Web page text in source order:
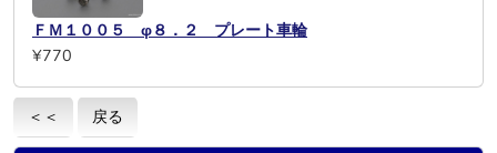
ＦＭ１００５ φ８．２ プレート車輪
¥770
＜＜ 戻る